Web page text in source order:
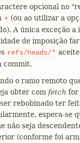
opcional no
+ (ou ao utilizar a
A única exceção a
de imposição
refs/heads/*
commit.
o ramo remoto
obter com fetch for
rebobinado ter
espera-se
não seja
(conforme foi